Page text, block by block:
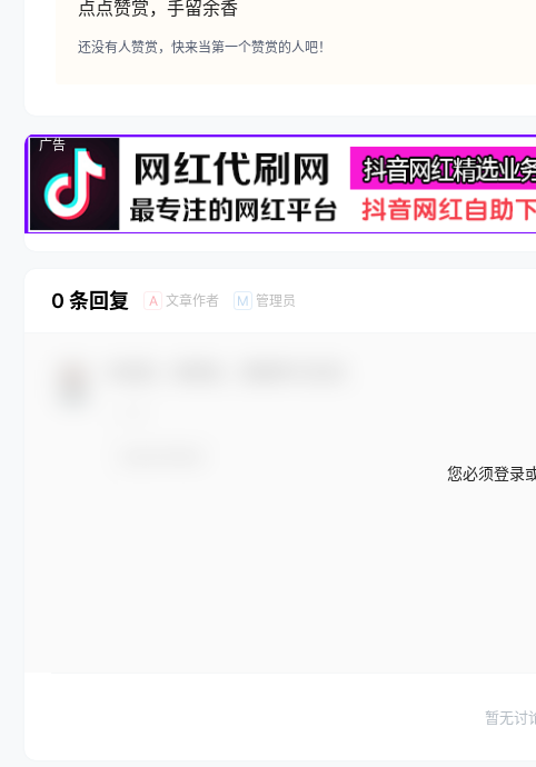
点点赞赏，手留余香
还没有人赞赏，快来当第一个赞赏的人吧！
广告
0 条回复 A 文章作者 M 管理员
您必须登录
暂无讨